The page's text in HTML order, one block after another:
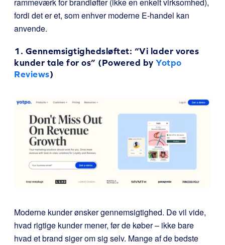
fordi det er et, som enhver moderne E-handel kan
anvende.
1. Gennemsigtighedsløftet: “Vi lader vores
kunder tale for os” (Powered by Yotpo
Reviews)
Moderne kunder ønsker gennemsigtighed. De vil vide,
hvad rigtige kunder mener, før de køber – ikke bare
hvad et brand siger om sig selv. Mange af de bedste